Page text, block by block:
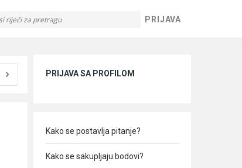
PRIJAVA
PRIJAVA SA PROFILOM
Kako se postavlja pitanje?
Kako se sakupljaju bodovi?